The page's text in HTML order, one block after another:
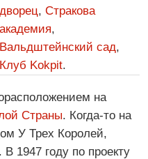
дворец, Стракова
академия,
Вальдштейнский сад,
Клуб Kokpit.
на
Страны. Когда-то на
У Трех Королей,
1947 году по проекту